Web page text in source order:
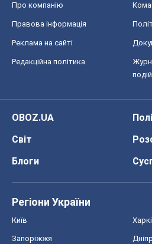
Про компанію
Правова інформація
Реклама на сайті
Редакційна політика
подій
OBOZ.UA
Світ
Блоги
Регіони України
Київ
Запоріжжя